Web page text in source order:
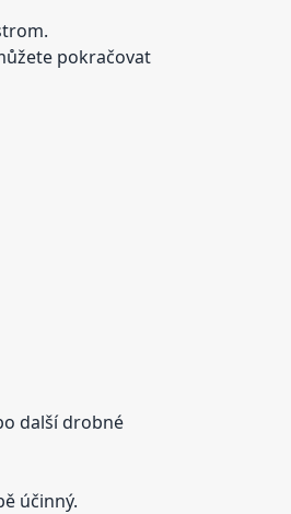
pokračovat
další drobné
účinný.